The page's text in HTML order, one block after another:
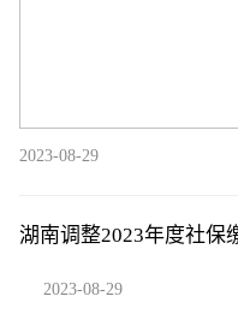
2023-08-29
湖南调整2023年度社保
2023-08-29